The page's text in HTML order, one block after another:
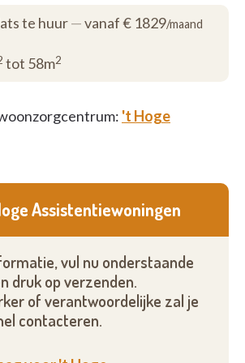
ruimte met kleine
wenst kan gratis deelnemen aan
van activiteiten. Elke dag valt er
te huur—vanaf € 1829/maand
tot 58m2
't Hoge
Assistentiewoningen
vul nu onderstaande
druk op verzenden.
of verantwoordelijke zal je
contacteren.